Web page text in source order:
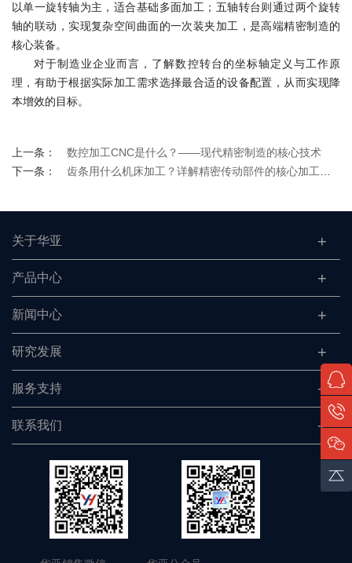
以单一旋转轴为主，适合基础多面加工；五轴转台则通过两个旋转
轴的联动，实现复杂空间曲面的一次装夹加工，是高端精密制造的
核心装备。
对于制造业企业而言，了解数控转台的坐标轴定义与工作原
理，有助于根据实际加工需求选择最合适的设备配置，从而实现降
本增效的目标。
上一条：
数控加工CNC是什么？——现代精密制造的核心技术
下一条：
齿条用什么机床加工？详解精密传动部件的核心加工设备
关于华亚
产品中心
新闻中心
研究发展
服务支持
联系我们